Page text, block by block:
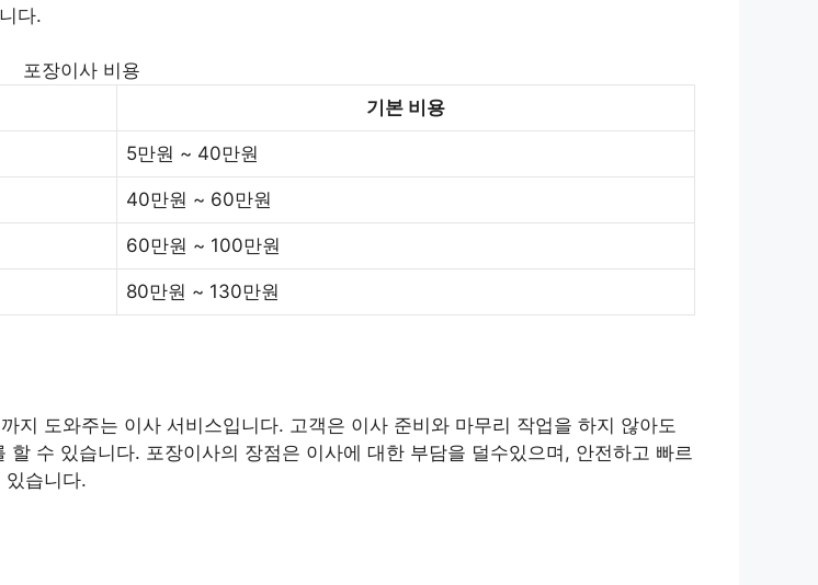
다.
포장이사 비용
기본 비용
5만원 ~ 40만원
40만원 ~ 60만원
60만원 ~ 100만원
80만원 ~ 130만원
지 도와주는 이사 서비스입니다. 고객은 이사 준비와 마무리 작업을 하지 않아도
수 있습니다. 포장이사의 장점은 이사에 대한 부담을 덜수있으며, 안전하고 빠르
있습니다.